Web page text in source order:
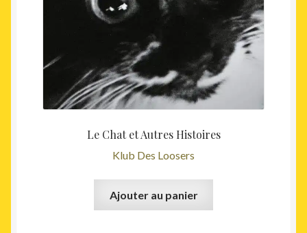
Le Chat et Autres Histoires
Klub Des Loosers
Ajouter au panier